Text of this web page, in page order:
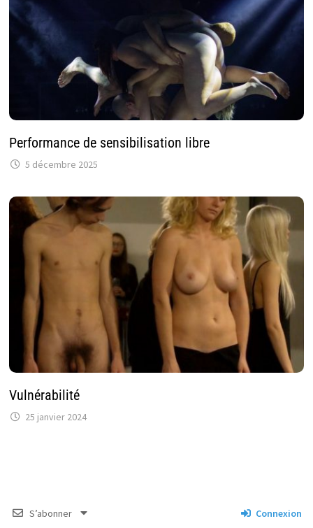
Performance de sensibilisation libre
5 décembre 2025
Vulnérabilité
25 janvier 2024
S’abonner Connexion